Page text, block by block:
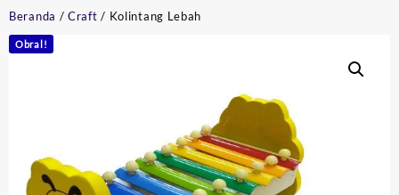
Beranda /Craft / Kolintang Lebah
Obral!